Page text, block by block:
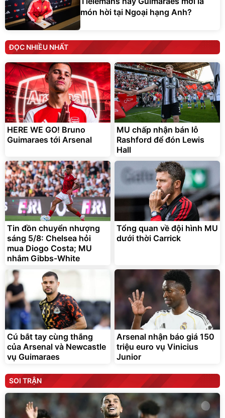
món hời tại Ngoại hạng Anh?
ĐỌC NHIỀU NHẤT
HERE WE GO! Bruno
Guimaraes tới Arsenal
MU chấp nhận bán lỗ
Rashford để đón Lewis
Hall
Tin đồn chuyển nhượng
sáng 5/8: Chelsea hỏi
mua Diogo Costa; MU
nhắm Gibbs-White
Tổng quan về đội hình MU
dưới thời Carrick
Cú bắt tay cùng thắng
của Arsenal và Newcastle
vụ Guimaraes
Arsenal nhận báo giá 150
triệu euro vụ Vinicius
Junior
SOI TRẬN